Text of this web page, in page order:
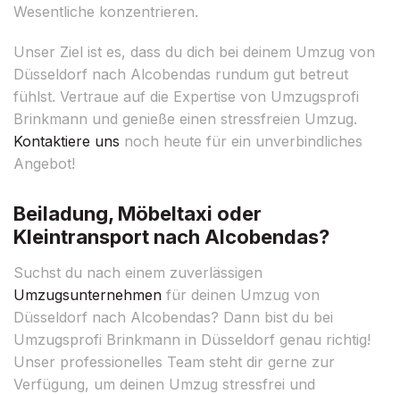
Wesentliche konzentrieren.
Unser Ziel ist es, dass du dich bei deinem Umzug von
Düsseldorf nach Alcobendas rundum gut betreut
fühlst. Vertraue auf die Expertise von Umzugsprofi
Brinkmann und genieße einen stressfreien Umzug.
Kontaktiere uns noch heute für ein unverbindliches
Angebot!
Beiladung, Möbeltaxi oder
Kleintransport nach Alcobendas?
Suchst du nach einem zuverlässigen
Umzugsunternehmen für deinen Umzug von
Düsseldorf nach Alcobendas? Dann bist du bei
Umzugsprofi Brinkmann in Düsseldorf genau richtig!
Unser professionelles Team steht dir gerne zur
Verfügung, um deinen Umzug stressfrei und